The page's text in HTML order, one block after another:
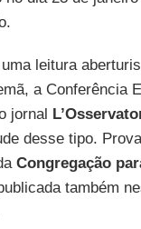
leitura
a Conferência
jornal
desse tipo.
Congregação
também